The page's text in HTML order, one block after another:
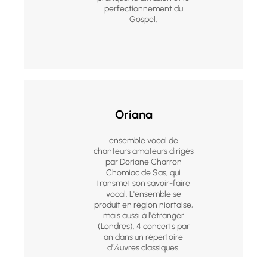
perfectionnement du
Gospel.
Oriana
ensemble vocal de
chanteurs amateurs dirigés
par Doriane Charron
Chomiac de Sas, qui
transmet son savoir-faire
vocal. L'ensemble se
produit en région niortaise,
mais aussi à l'étranger
(Londres). 4 concerts par
an dans un répertoire
d'½uvres classiques.